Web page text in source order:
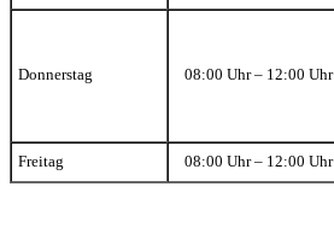
Donnerstag 08:00 Uhr – 12:00 Uhr
Freitag 08:00 Uhr – 12:00 Uhr